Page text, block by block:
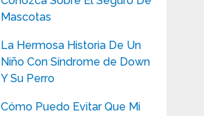
Mascotas
La Hermosa Historia De Un
Niño Con Síndrome de Down
Y Su Perro
Cómo Puedo Evitar Que Mi